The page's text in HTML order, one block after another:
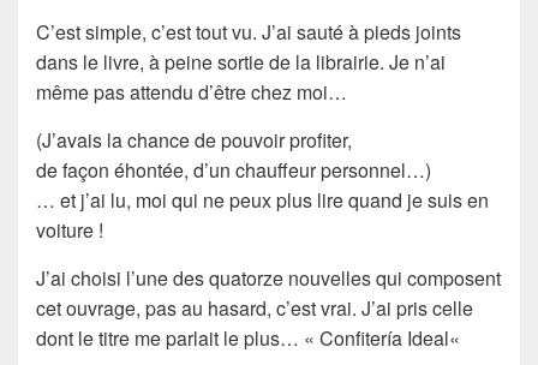
C’est simple, c’est tout vu. J’ai sauté à pieds joints
dans le livre, à peine sortie de la librairie. Je n’ai
même pas attendu d’être chez moi…
(J’avais la chance de pouvoir profiter,
de façon éhontée, d’un chauffeur personnel…)
… et j’ai lu, moi qui ne peux plus lire quand je suis en
voiture !
J’ai choisi l’une des quatorze nouvelles qui composent
cet ouvrage, pasau hasard, c’est vrai. J’ai pris celle
dont le titre me parlait le plus… « Confitería Ideal«